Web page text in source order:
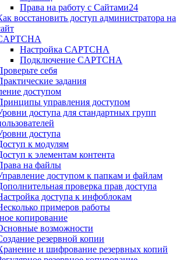
Права на работу с Сайтами24
восстановить доступ администратора на
Настройка CAPTCHA
Подключение CAPTCHA
себя
задания
доступом
управления доступом
доступа для стандартных групп
доступа
к модулям
к элементам контента
на файлы
доступом к папкам и файлам
проверка прав доступа
доступа к инфоблокам
примеров работы
копирование
возможности
резервной копии
и шифрование резервных копий